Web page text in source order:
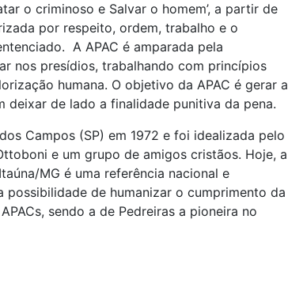
o criminoso e Salvar o homem’, a partir de
por respeito, ordem, trabalho e o
A APAC é amparada pela
nos presídios, trabalhando com princípios
humana. O objetivo da APAC é gerar a
deixar de lado a finalidade punitiva da pena.
Campos (SP) em 1972 e foi idealizada pelo
e um grupo de amigos cristãos. Hoje, a
MG é uma referência nacional e
possibilidade de humanizar o cumprimento da
sendo a de Pedreiras a pioneira no